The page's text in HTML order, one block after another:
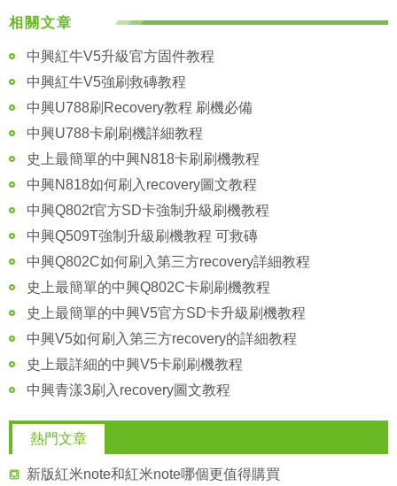
相關文章
中興紅牛V5升級官方固件教程
中興紅牛V5強刷救磚教程
中興U788刷Recovery教程 刷機必備
中興U788卡刷刷機詳細教程
史上最簡單的中興N818卡刷刷機教程
中興N818如何刷入recovery圖文教程
中興Q802t官方SD卡強制升級刷機教程
中興Q509T強制升級刷機教程 可救磚
中興Q802C如何刷入第三方recovery詳細教程
史上最簡單的中興Q802C卡刷刷機教程
史上最簡單的中興V5官方SD卡升級刷機教程
中興V5如何刷入第三方recovery的詳細教程
史上最詳細的中興V5卡刷刷機教程
中興青漾3刷入recovery圖文教程
熱門文章
新版紅米note和紅米note哪個更值得購買